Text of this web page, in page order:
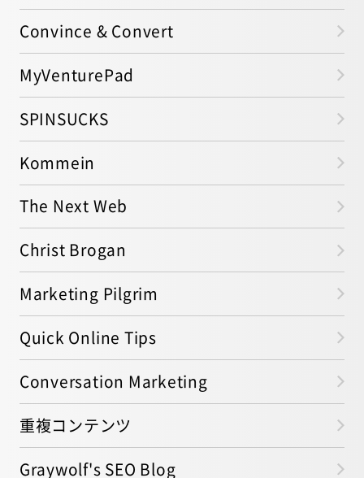
Convince & Convert
MyVenturePad
SPINSUCKS
Kommein
The Next Web
Christ Brogan
Marketing Pilgrim
Quick Online Tips
Conversation Marketing
重複コンテンツ
Graywolf's SEO Blog